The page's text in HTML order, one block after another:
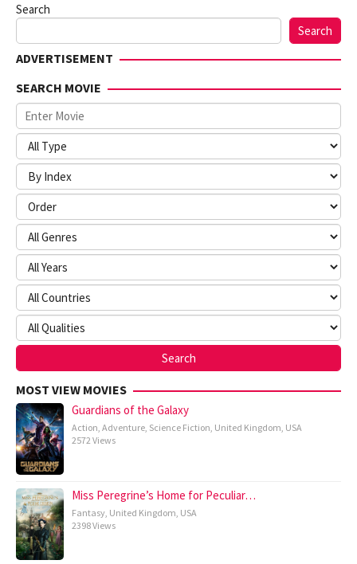
Search
Search
ADVERTISEMENT
SEARCH MOVIE
MOST VIEW MOVIES
Guardians of the Galaxy
Action, Adventure, Science Fiction, United Kingdom, USA
2572 Views
Miss Peregrine’s Home for Peculiar…
Fantasy, United Kingdom, USA
2398 Views